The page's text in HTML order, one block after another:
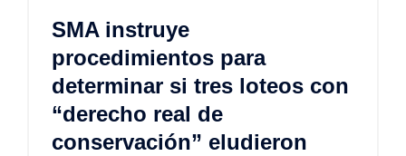
SMA instruye
procedimientos para
determinar si tres loteos con
“derecho real de
conservación” eludieron